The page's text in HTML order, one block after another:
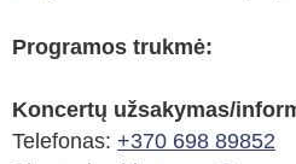
Programos trukmė:
Koncertų užsakymas/
Telefonas: +370 698 89852